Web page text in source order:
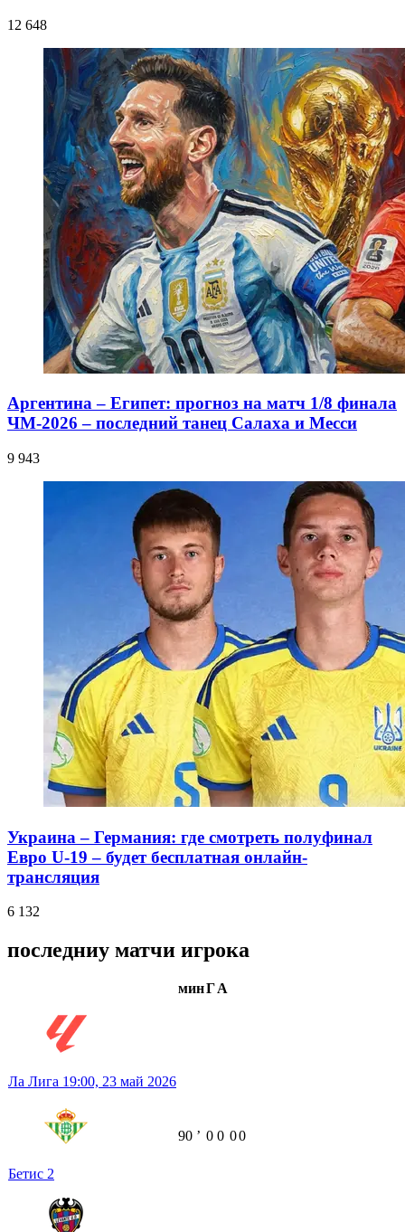
12 648
Аргентина – Египет: прогноз на матч 1/8 финала
ЧМ-2026 – последний танец Салаха и Месси
9 943
Украина – Германия: где смотреть полуфинал
Евро U-19 – будет бесплатная онлайн-
трансляция
6 132
последниу матчи игрока
минГА
Ла Лига 19:00, 23 май 2026
Бетис 2
90 ʼ 0 0 00